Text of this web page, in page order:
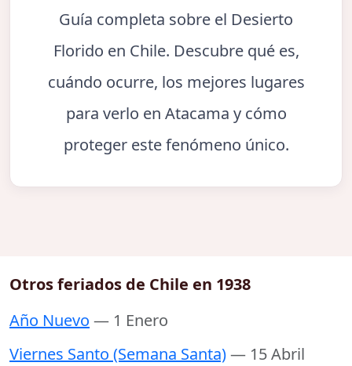
Guía completa sobre el Desierto
Florido en Chile. Descubre qué es,
cuándo ocurre, los mejores lugares
para verlo en Atacama y cómo
proteger este fenómeno único.
Otros feriados de Chile en 1938
Año Nuevo — 1 Enero
Viernes Santo (Semana Santa)— 15 Abril